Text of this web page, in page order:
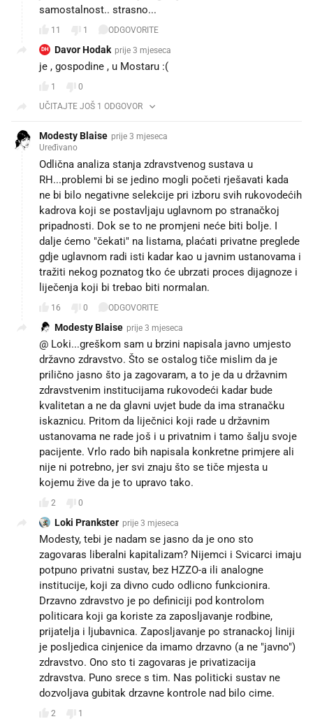
samostalnost.. strasno...
11 1 ODGOVORITE
DH Davor Hodak prije 3 mjeseca
je , gospodine , u Mostaru :(
1
0
UČITAJTE JOŠ 1 ODGOVOR
Modesty Blaise prije 3 mjeseca
Uređivano
Odlična analiza stanja zdravstvenog sustava u
RH...problemi bi se jedino mogli početi rješavati kada
ne bi bilo negativne selekcije pri izboru svih rukovodećih
kadrova koji se postavljaju uglavnom po stranačkoj
pripadnosti. Dok se to ne promjeni neće biti bolje. I
dalje ćemo "čekati" na listama, plaćati privatne preglede
gdje uglavnom radi isti kadar kao u javnim ustanovama i
tražiti nekog poznatog tko će ubrzati proces dijagnoze i
liječenja koji bi trebao biti normalan.
16 0 ODGOVORITE
Modesty Blaise prije 3 mjeseca
@ Loki...greškom sam u brzini napisala javno umjesto
državno zdravstvo. Što se ostalog tiče mislim da je
prilično jasno što ja zagovaram, a to je da u državnim
zdravstvenim institucijama rukovodeći kadar bude
kvalitetan a ne da glavni uvjet bude da ima stranačku
iskaznicu. Pritom da liječnici koji rade u državnim
ustanovama ne rade još i u privatnim i tamo šalju svoje
pacijente. Vrlo rado bih napisala konkretne primjere ali
nije ni potrebno, jer svi znaju što se tiče mjesta u
kojemu žive da je to upravo tako.
2 0
Loki Prankster prije 3 mjeseca
Modesty, tebi je nadam se jasno da je ono sto
zagovaras liberalni kapitalizam? Nijemci i Svicarci imaju
potpuno privatni sustav, bez HZZO-a ili analogne
institucije, koji za divno cudo odlicno funkcionira.
Drzavno zdravstvo je po definiciji pod kontrolom
politicara koji ga koriste za zaposljavanje rodbine,
prijatelja i ljubavnica. Zaposljavanje po stranackoj liniji
je posljedica cinjenice da imamo drzavno (a ne "javno")
zdravstvo. Ono sto ti zagovaras je privatizacija
zdravstva. Puno srece s tim. Nas politicki sustav ne
dozvoljava gubitak drzavne kontrole nad bilo cime.
2 1